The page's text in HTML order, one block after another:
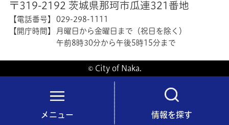
メニュー 情報を探す
〒319-2192 茨城県那珂市瓜連321番地
【電話番号】
029-298-1111
【開庁時間】
月曜日から金曜日まで（祝日を除く）
午前8時30分から午後5時15分まで
© City of Naka.